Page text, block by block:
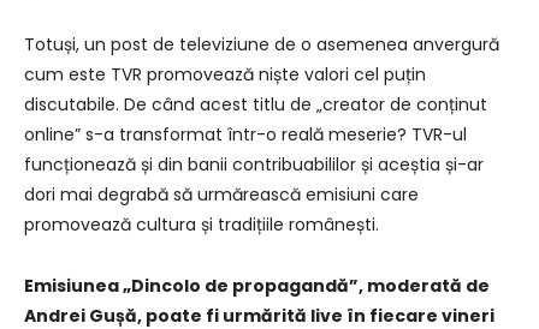
Totuși, un post de televiziune de o asemenea anvergură
cum este TVR promovează niște valori cel puțin
discutabile. De când acest titlu de „creator de conținut
online” s-a transformat într-o reală meserie? TVR-ul
funcționează și din banii contribuabililor și aceștia și-ar
dori mai degrabă să urmărească emisiuni care
promovează cultura și tradițiile românești.
Emisiunea „Dincolo de propagandă”, moderată de
Andrei Gușă, poate fi urmărită live în fiecare vineri